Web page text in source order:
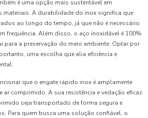
é uma opção mais sustentável em
materiais. A durabilidade do inox significa que
ao longo do tempo, já que não é necessário
frequência. Além disso, o aço inoxidável é 100%
para a preservação do meio ambiente. Optar por
uma escolha que alia eficiência e
que o engate rápido inox é amplamente
ar comprimido. A sua resistência e vedação eficaz
seja transportado de forma segura e
Para quem busca uma solução confiável, o